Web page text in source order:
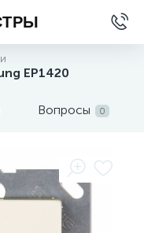
EP1420
Вопросы 0